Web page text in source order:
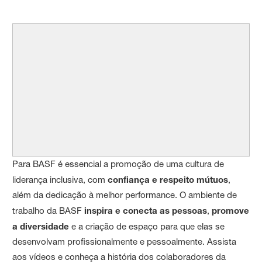
Para BASF é essencial a promoção de uma cultura de
liderança inclusiva, comconfiança e respeito mútuos,
além da dedicação à melhor performance. O ambiente de
trabalho da BASF inspira e conecta as pessoas, promove
a diversidadee a criação de espaço para que elas se
desenvolvam profissionalmente e pessoalmente. Assista
aos vídeos e conheça a história dos colaboradores da